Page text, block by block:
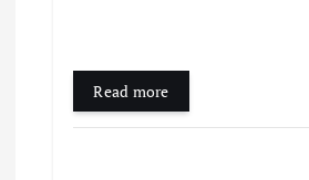
Read more